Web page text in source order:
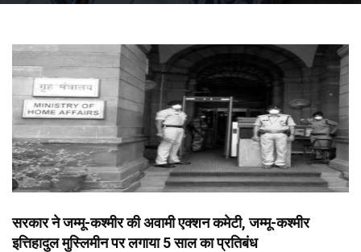
सरकार ने जम्मू-कश्मीर की अवामी एक्शन कमेटी, जम्मू-कश्मीर
इत्तिहादुल मुस्लिमीन पर लगाया 5 साल का प्रतिबंध